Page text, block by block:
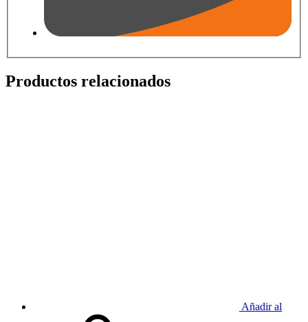
Productos relacionados
Añadir al